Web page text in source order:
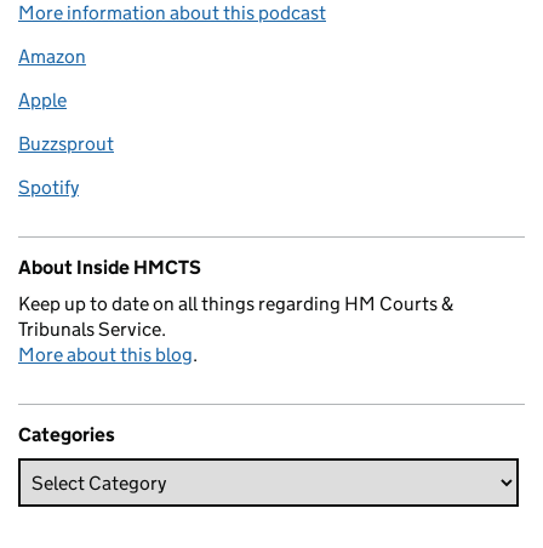
More information about this podcast
Amazon
Apple
Buzzsprout
Spotify
About Inside HMCTS
Keep up to date on all things regarding HM Courts &
Tribunals Service.
More about this blog.
Categories